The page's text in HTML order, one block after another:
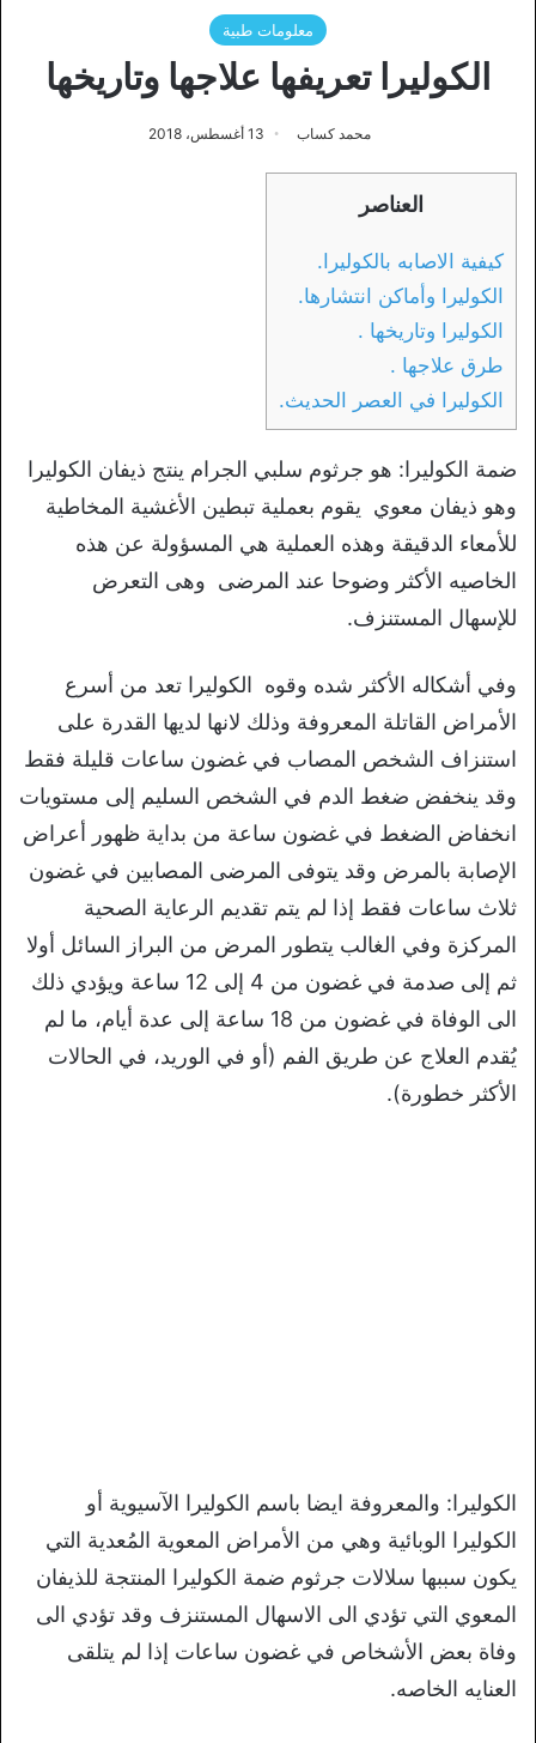
معلومات طبية
الكوليرا تعريفها علاجها وتاريخها
محمد كساب 13 أغسطس، 2018
العناصر
كيفية الاصابه بالكوليرا.
الكوليرا وأماكن انتشارها.
الكوليرا وتاريخها .
طرق علاجها .
الكوليرا في العصر الحديث.
ضمة الكوليرا: هو جرثوم سلبي الجرام ينتج ذيفان الكوليرا
وهو ذيفان معوي يقوم بعملية تبطين الأغشية المخاطية
للأمعاء الدقيقة وهذه العملية هي المسؤولة عن هذه
الخاصيه الأكثر وضوحا عند المرضى وهى التعرض
للإسهال المستنزف.
وفي أشكاله الأكثر شده وقوه الكوليرا تعد من أسرع
الأمراض القاتلة المعروفة وذلك لانها لديها القدرة على
استنزاف الشخص المصاب في غضون ساعات قليلة فقط
وقد ينخفض ضغط الدم في الشخص السليم إلى مستويات
انخفاض الضغط في غضون ساعة من بداية ظهور أعراض
الإصابة بالمرض وقد يتوفى المرضى المصابين في غضون
ثلاث ساعات فقط إذا لم يتم تقديم الرعاية الصحية
المركزة وفي الغالب يتطور المرض من البراز السائل أولا
ثم إلى صدمة في غضون من 4 إلى 12 ساعة ويؤدي ذلك
الى الوفاة في غضون من 18 ساعة إلى عدة أيام، ما لم
يُقدم العلاج عن طريق الفم (أو في الوريد، في الحالات
الأكثر خطورة).
الكوليرا: والمعروفة ايضا باسم الكوليرا الآسيوية أو
الكوليرا الوبائية وهي من الأمراض المعوية المُعدية التي
يكون سببها سلالات جرثوم ضمة الكوليرا المنتجة للذيفان
المعوي التي تؤدي الى الاسهال المستنزف وقد تؤدي الى
وفاة بعض الأشخاص في غضون ساعات إذا لم يتلقى
العنايه الخاصه.